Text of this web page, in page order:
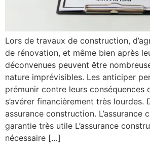
Lors de travaux de construction,
de rénovation, et même bien après
déconvenues peuvent être
nature imprévisibles. Les anticiper
prémunir contre leurs conséquences
s’avérer financièrement très lourdes.
assurance construction. L’assurance
garantie très utile L’assurance
nécessaire […]